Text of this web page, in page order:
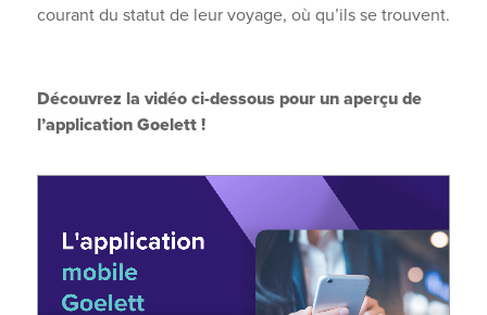
courant du statut de leur voyage, où qu’ils se trouvent.
Découvrez la vidéo ci-dessous pour un aperçu de
l’application Goelett !